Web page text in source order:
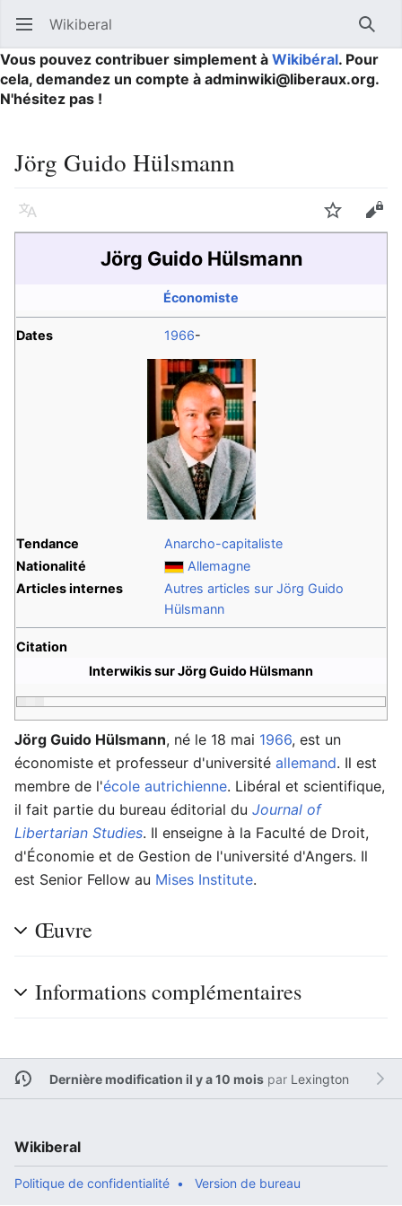
Ouvrir le menu principal Wikiberal
Vous pouvez contribuer simplement à Wikibéral. Pour
cela, demandez un compte à adminwiki@liberaux.org.
N'hésitez pas !
Jörg Guido Hülsmann
Langue Suivre
Jörg Guido Hülsmann
Économiste
Dates 1966-
Tendance
Anarcho-capitaliste
Nationalité
Allemagne
Articles internes
Autres articles sur Jörg Guido
Hülsmann
Citation
Interwikis sur Jörg Guido Hülsmann
Jörg Guido Hülsmann, né le 18 mai 1966, est un
économiste et professeur d'université allemand. Il est
membre de l'école autrichienne. Libéral et scientifique,
il fait partie du bureau éditorial du Journal of
Libertarian Studies. Il enseigne à la Faculté de Droit,
d'Économie et de Gestion de l'université d'Angers. Il
est Senior Fellow au Mises Institute.
Œuvre
Informations complémentaires
Dernière modification il y a 10 moispar Lexington
Wikiberal
Politique de confidentialité Version de bureau